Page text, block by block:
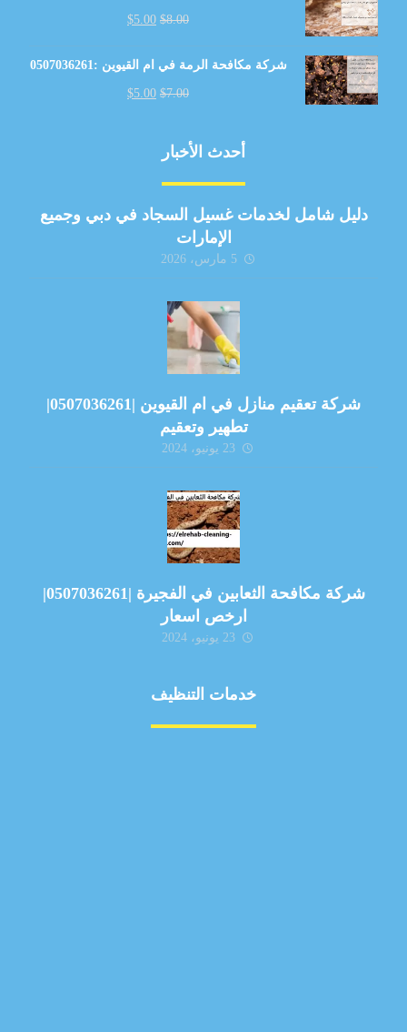
$8.00
$5.00
شركة مكافحة الرمة في ام القيوين :0507036261
$7.00
$5.00
أحدث الأخبار
دليل شامل لخدمات غسيل السجاد في دبي وجميع
الإمارات
5 مارس، 2026
شركة تعقيم منازل في ام القيوين |0507036261|
تطهير وتعقيم
23 يونيو، 2024
شركة مكافحة الثعابين في الفجيرة |0507036261|
ارخص اسعار
23 يونيو، 2024
خدمات التنظيف